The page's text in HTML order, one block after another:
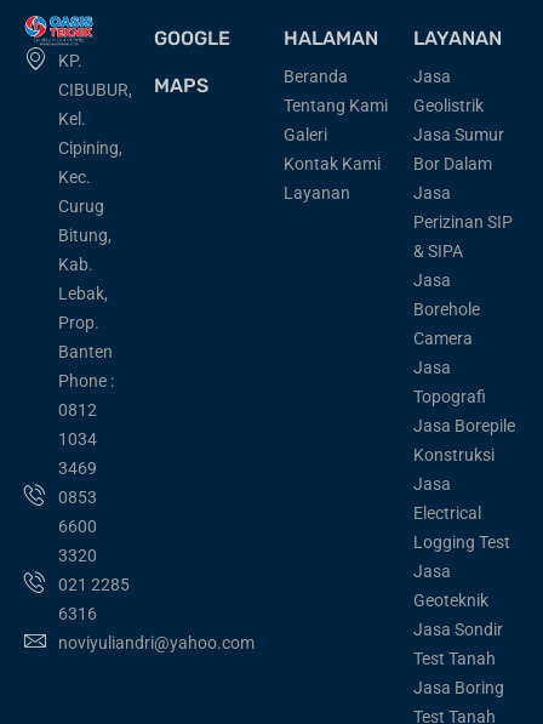
KP.
CIBUBUR,
Kel.
Cipining,
Kec.
Curug
Bitung,
Kab.
Lebak,
Prop.
Banten
Phone :
0812
1034
3469
0853
6600
3320
021 2285
6316
noviyuliandri@yahoo.com
GOOGLE
MAPS
HALAMAN
Beranda
Tentang Kami
Galeri
Kontak Kami
Layanan
LAYANAN
Jasa
Geolistrik
Jasa Sumur
Bor Dalam
Jasa
Perizinan SIP
& SIPA
Jasa
Borehole
Camera
Jasa
Topografi
Jasa Borepile
Konstruksi
Jasa
Electrical
Logging Test
Jasa
Geoteknik
Jasa Sondir
Test Tanah
Jasa Boring
Test Tanah